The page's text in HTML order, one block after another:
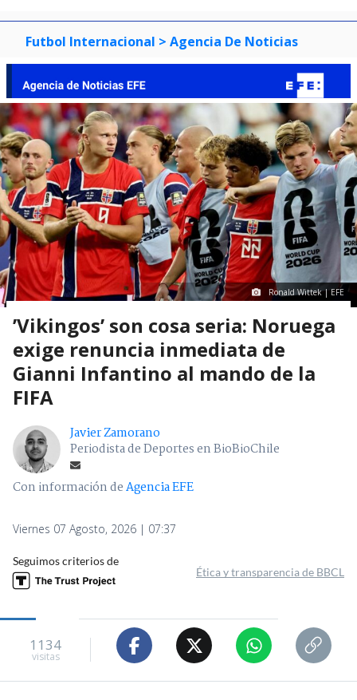
Futbol Internacional > Agencia De Noticias
Ronald Wittek | EFE
’Vikingos’ son cosa seria: Noruega
exige renuncia inmediata de
Gianni Infantino al mando de la
FIFA
Javier Zamorano
Periodista de Deportes en BioBioChile
Con información deAgencia EFE
Viernes 07 Agosto, 2026 | 07:37
Seguimos criterios de
Ética y transparencia de BBCL
1134
visitas